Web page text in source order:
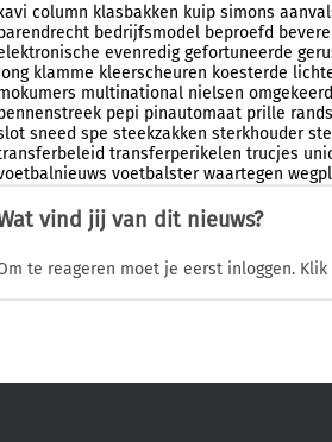
column klasbakken kuip simons
barendrecht bedrijfsmodel beproefd
evenredig gefortuneerde
klamme kleerscheuren koesterde
multinational nielsen omgekeerd
pepi pinautomaat prille
sneed spe steekzakken sterkhouder
transferperikelen trucjes
voetbalster waartegen
vind jij van dit nieuws?
te reageren moet je eerst inloggen.